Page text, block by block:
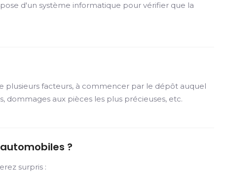
d'un système informatique pour vérifier que la
plusieurs facteurs, à commencer par le dépôt auquel
dommages aux pièces les plus précieuses, etc.
?
surpris :